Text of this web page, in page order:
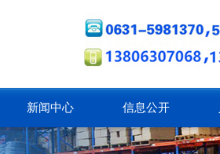
新闻中心 信息公开